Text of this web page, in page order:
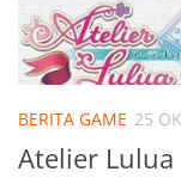
BERITA GAME 25
Atelier